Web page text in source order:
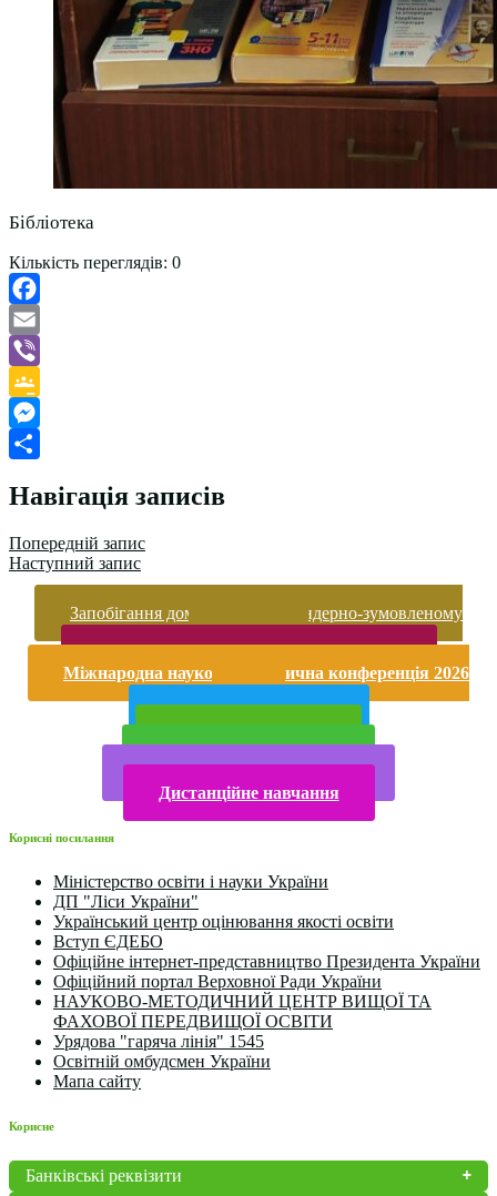
Бібліотека
Кількість переглядів: 0
Facebook
Email
Viber
Google
Classroom
Messenger
Навігація записів
Попередній запис
Наступний запис
Запобігання домашньому та гендерно-зумовленому
Міжнародна науково-практична конференція 2026
Дистанційне навчання
Корисні посилання
Міністерство освіти і науки України
ДП "Ліси України"
Український центр оцінювання якості освіти
Вступ ЄДЕБО
Офіційне інтернет-представництво Президента України
Офіційний портал Верховної Ради України
НАУКОВО-МЕТОДИЧНИЙ ЦЕНТР ВИЩОЇ ТА
ФАХОВОЇ ПЕРЕДВИЩОЇ ОСВІТИ
Урядова "гаряча лінія" 1545
Освітній омбудсмен України
Мапа сайту
Корисне
Банківські реквізити